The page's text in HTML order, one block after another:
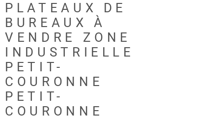
PLATEAUX DE
BUREAUX À
VENDRE ZONE
INDUSTRIELLE
PETIT-
COURONNE
PETIT-
COURONNE